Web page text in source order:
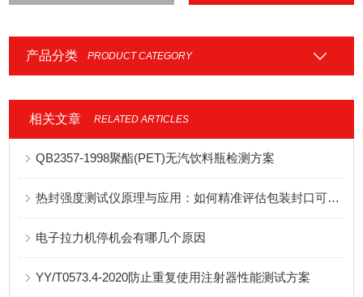
产品分类 PRODUCT CATEGORY
相关文章 RELATED ARTICLES
QB2357-1998聚酯(PET)无汽饮料瓶检测方案
热封强度测试仪原理与应用：如何精准评估包装封口可靠性？
电子拉力机停机会有哪几个原因
YY/T0573.4-2020防止重复使用注射器性能测试方案